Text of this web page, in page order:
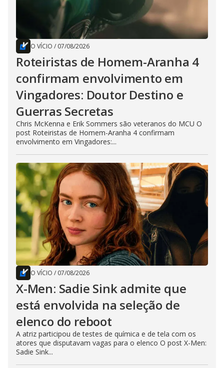
O VÍCIO / 07/08/2026
Roteiristas de Homem-Aranha 4
confirmam envolvimento em
Vingadores: Doutor Destino e
Guerras Secretas
Chris McKenna e Erik Sommers são veteranos do MCU O
post Roteiristas de Homem-Aranha 4 confirmam
envolvimento em Vingadores:...
O VÍCIO / 07/08/2026
X-Men: Sadie Sink admite que
está envolvida na seleção de
elenco do reboot
A atriz participou de testes de química e de tela com os
atores que disputavam vagas para o elenco O post X-Men:
Sadie Sink...